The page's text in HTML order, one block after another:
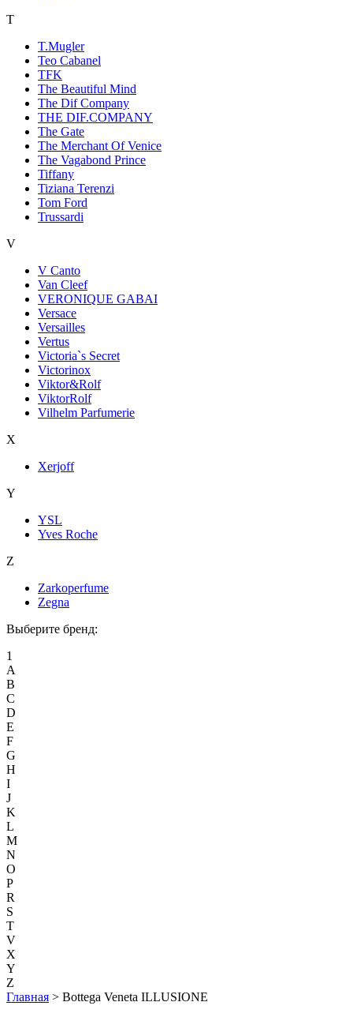
T
T.Mugler
Teo Cabanel
TFK
The Beautiful Mind
The Dif Company
THE DIF.COMPANY
The Gate
The Merchant Of Venice
The Vagabond Prince
Tiffany
Tiziana Terenzi
Tom Ford
Trussardi
V
V Canto
Van Cleef
VERONIQUE GABAI
Versace
Versailles
Vertus
Victoria`s Secret
Victorinox
Viktor&Rolf
ViktorRolf
Vilhelm Parfumerie
X
Xerjoff
Y
YSL
Yves Roche
Z
Zarkoperfume
Zegna
Выберите бренд:
1
A
B
C
D
E
F
G
H
I
J
K
L
M
N
O
P
R
S
T
V
X
Y
Z
Главная > Bottega Veneta ILLUSIONE